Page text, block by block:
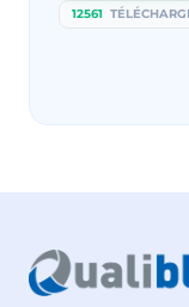
12561